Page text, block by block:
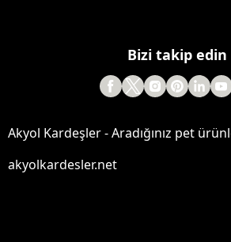
Bizi takip edin
Akyol Kardeşler - Aradığınız pet
akyolkardesler.net